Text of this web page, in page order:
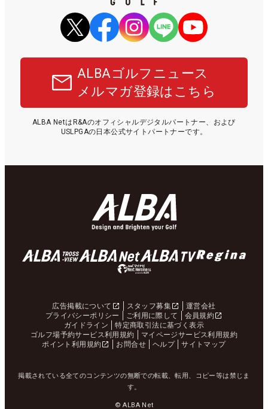
ALBAゴルフニュース
メルマガ登録はこちら
ALBA NetはR&Aのオフィシャルデジタルパートナー、および
USLPGAの日本公式サイトパートナーです。
広告掲載について スタッフ募集
運営会社
プライバシーポリシー
ご利用に際して
会員規約
ガイドライン
特定商取引法に基づく表示
ゴルフ場予約サービス利用規約
マイページサービス利用規約
ポイント利用規約
お問合せ ヘルプ サイトマップ
掲載されている全てのコンテンツの無断での転載、転用、コピー等は禁じま
す。
© ALBA Net